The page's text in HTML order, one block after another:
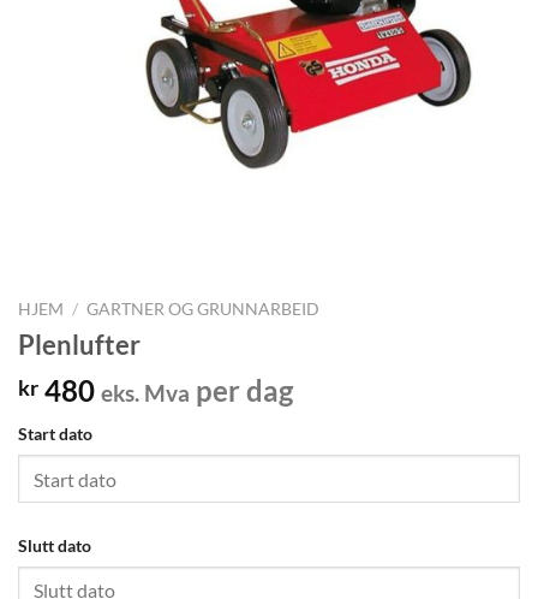
HJEM / GARTNER OG GRUNNARBEID
Plenlufter
kr 480 eks. Mva per dag
Start dato
Slutt dato